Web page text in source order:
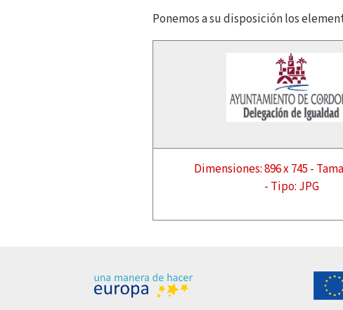
Ponemos a su disposición los
Dimensiones: 896 x 745 -
- Tipo: JPG